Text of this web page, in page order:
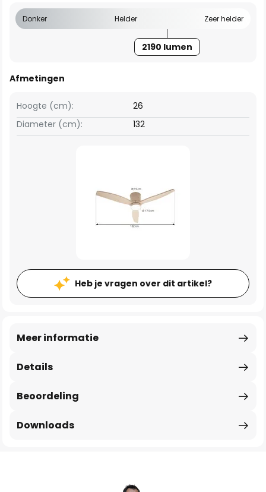
Donker Helder Zeer helder
2190 lumen
Afmetingen
Hoogte (cm):
26
Diameter (cm):
132
Heb je vragen over dit artikel?
Details
Meer informatie
Beoordeling
Downloads